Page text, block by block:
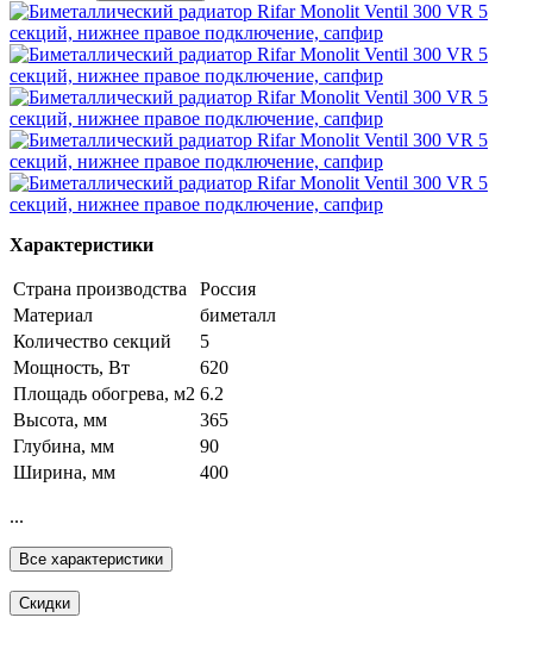
Характеристики
Страна производства
Россия
Материал
биметалл
Количество секций
5
Мощность, Вт
620
Площадь обогрева, м2 6.2
Высота, мм
365
Глубина, мм
90
Ширина, мм
400
...
Все характеристики
Скидки